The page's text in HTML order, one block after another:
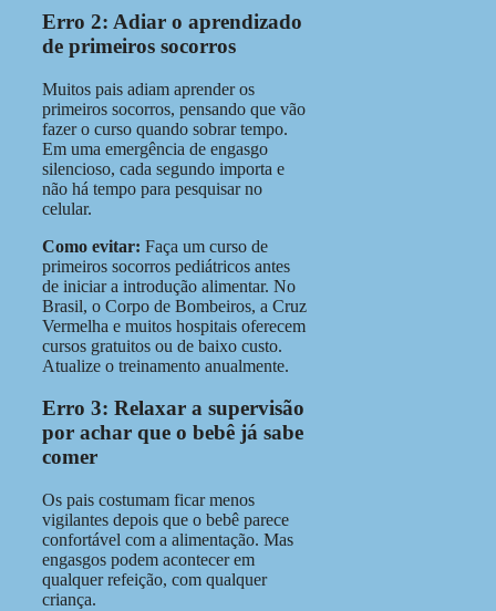
Erro 2: Adiar o aprendizado
de primeiros socorros
Muitos pais adiam aprender os
primeiros socorros, pensando que vão
fazer o curso quando sobrar tempo.
Em uma emergência de engasgo
silencioso, cada segundo importa e
não há tempo para pesquisar no
celular.
Como evitar: Faça um curso de
primeiros socorros pediátricos antes
de iniciar a introdução alimentar. No
Brasil, o Corpo de Bombeiros, a Cruz
Vermelha e muitos hospitais oferecem
cursos gratuitos ou de baixo custo.
Atualize o treinamento anualmente.
Erro 3: Relaxar a supervisão
por achar que o bebê já sabe
comer
Os pais costumam ficar menos
vigilantes depois que o bebê parece
confortável com a alimentação. Mas
engasgos podem acontecer em
qualquer refeição, com qualquer
criança.